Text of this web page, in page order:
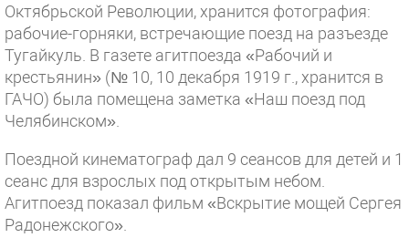
Октябрьской Революции, хранится фотография:
рабочие-горняки, встречающие поезд на разъезде
Тугайкуль. В газете агитпоезда «Рабочий и
крестьянин» (№ 10, 10 декабря 1919 г., хранится в
ГАЧО) была помещена заметка «Наш поезд под
Челябинском».
Поездной кинематограф дал 9 сеансов для детей и 1
сеанс для взрослых под открытым небом.
Агитпоезд показал фильм «Вскрытие мощей Сергея
Радонежского».